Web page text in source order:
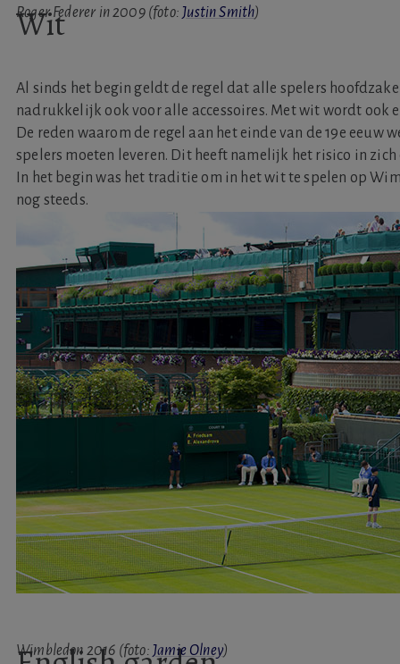
Wit
Roger Federer in 2009 (foto: Justin Smith)
Al sinds het begin geldt de regel dat alle spelers
nadrukkelijk ook voor alle accessoires. Met wit wordt ook
De reden waarom de regel aan het einde van de 19e
spelers moeten leveren. Dit heeft namelijk het risico in
In het begin was het traditie om in het wit te spelen op
nog steeds.
Wimbledon 2016 (foto: Jamie Olney)